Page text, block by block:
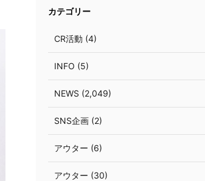
カテゴリー
CR活動 (4)
INFO (5)
NEWS (2,049)
SNS企画 (2)
アウター (6)
アウター (30)